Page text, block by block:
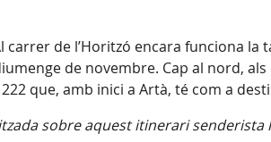
de l’Horitzó encara funciona la
de novembre. Cap al nord, als
que, amb inici a Artà, té com a
sobre aquest itinerari